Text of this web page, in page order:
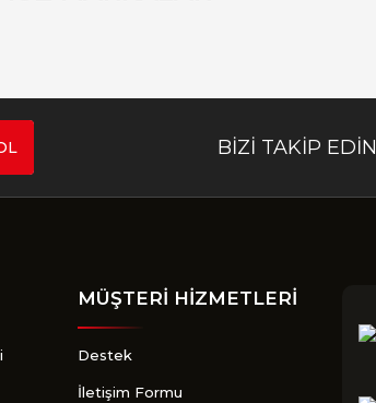
BİZİ TAKİP EDİN
MÜŞTERİ HİZMETLERİ
Destek
İletişim Formu